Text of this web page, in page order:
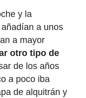
y la
a unos
a mayor
otro tipo de
de los años
a poco iba
de alquitrán y